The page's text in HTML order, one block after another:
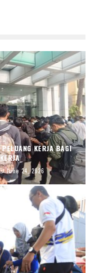
KERJA BAGI
June 24, 2026